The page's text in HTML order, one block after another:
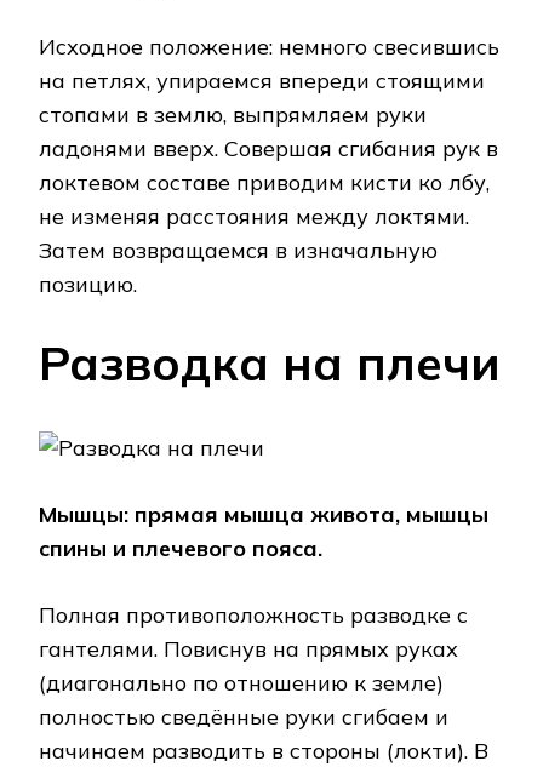
Исходное положение: немного свесившись
на петлях, упираемся впереди стоящими
стопами в землю, выпрямляем руки
ладонями вверх. Совершая сгибания рук в
локтевом составе приводим кисти ко лбу,
не изменяя расстояния между локтями.
Затем возвращаемся в изначальную
позицию.
Разводка на плечи
Мышцы: прямая мышца живота, мышцы
спины и плечевого пояса.
Полная противоположность разводке с
гантелями. Повиснув на прямых руках
(диагонально по отношению к земле)
полностью сведённые руки сгибаем и
начинаем разводить в стороны (локти). В